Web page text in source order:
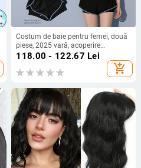
Costum de baie pentru femei, două
piese, 2025 vară, acoperire
conservatoare a abdomenului,
costum de baie sport pentru piscină
și băi termale
118.00 - 122.67 Lei
add_shopping_cart